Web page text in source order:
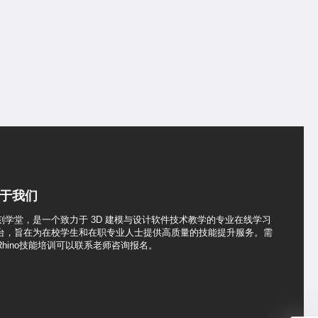
我们
学堂，是一个致力于 3D 建模与设计软件技术教学的专业在线学习
，旨在为在校学生和在职专业人士提供高质量的技能提升服务。需
技能培训可以联系老师咨询报名。